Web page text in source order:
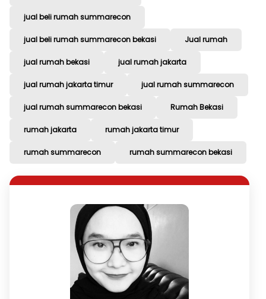
jual beli rumah summarecon
jual beli rumah summarecon bekasi Jual rumah
jual rumah bekasi jual rumah jakarta
jual rumah jakarta timur jual rumah summarecon
jual rumah summarecon bekasi Rumah Bekasi
rumah jakarta rumah jakarta timur
rumah summarecon rumah summarecon bekasi